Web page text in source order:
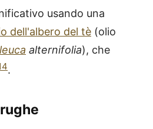
usando una
dell'albero del tè (olio
alternifolia), che
.